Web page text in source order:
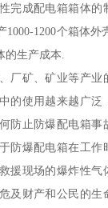
完成配电箱箱体的
1200个箱体外
生产成本.
厂矿、矿业等产业
的使用越来越广泛
防止防爆配电箱事
防爆配电箱在工作
援现场的爆炸性气
及财产和公民的生